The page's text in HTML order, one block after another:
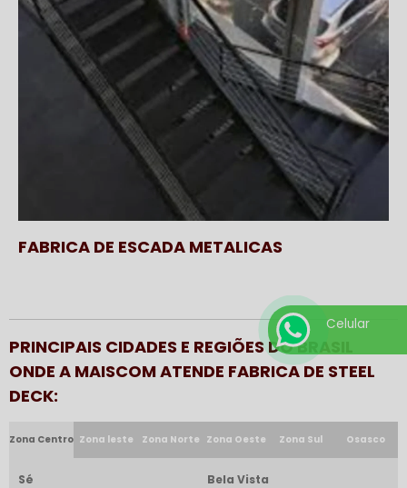
FABRICA DE ESCADA METALICAS
PRINCIPAIS CIDADES E REGIÕES DO BRASIL
ONDE A MAISCOM ATENDE FABRICA DE STEEL
DECK:
Zona Centro Zona leste Zona Norte Zona Oeste Zona Sul Osasco
Sé Bela Vista
Celular